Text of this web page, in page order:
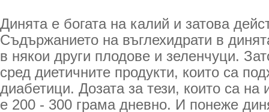
Динята е богата на калий и затова
Съдържанието на въглехидрати в
в някои други плодове и зеленчуци.
сред диетичните продукти, които са
диабетици. Дозата за тези, които са на
е 200 - 300 грама дневно. И понеже